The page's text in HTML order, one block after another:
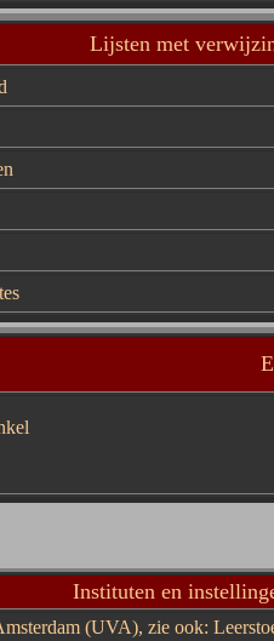
Lijsten met
Instituten en
(UVA), zie ook: